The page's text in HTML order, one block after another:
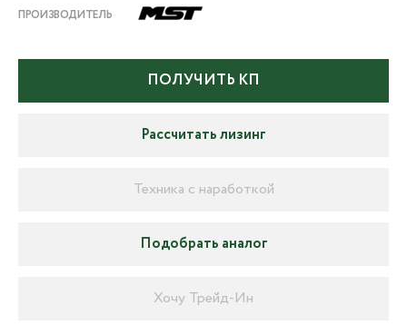
ПРОИЗВОДИТЕЛЬ
ПОЛУЧИТЬ КП
Рассчитать лизинг
Техника с наработкой
Подобрать аналог
Хочу Трейд-Ин